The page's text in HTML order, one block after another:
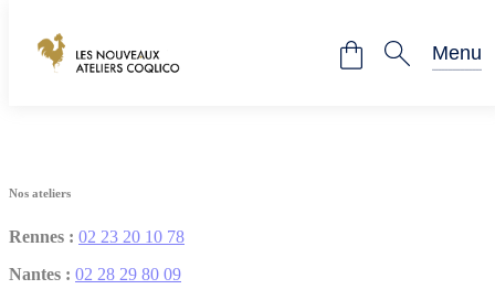
Les Nouveaux Ateliers Coqlico
Fermer
Nos ateliers
Rennes : 02 23 20 10 78
Nantes : 02 28 29 80 09
Menu